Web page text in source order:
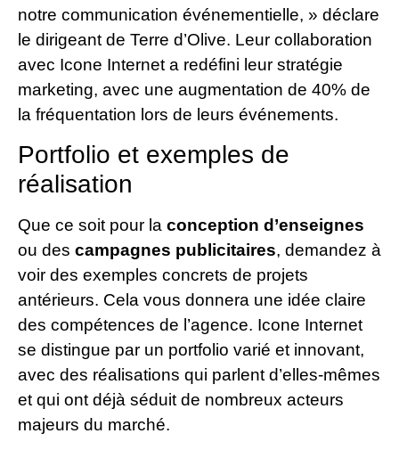
notre communication événementielle, » déclare
le dirigeant de Terre d’Olive. Leur collaboration
avec Icone Internet a redéfini leur stratégie
marketing, avec une augmentation de 40% de
la fréquentation lors de leurs événements.
Portfolio et exemples de
réalisation
Que ce soit pour la conception d’enseignes
ou des campagnes publicitaires, demandez à
voir des exemples concrets de projets
antérieurs. Cela vous donnera une idée claire
des compétences de l’agence. Icone Internet
se distingue par un portfolio varié et innovant,
avec des réalisations qui parlent d’elles-mêmes
et qui ont déjà séduit de nombreux acteurs
majeurs du marché.